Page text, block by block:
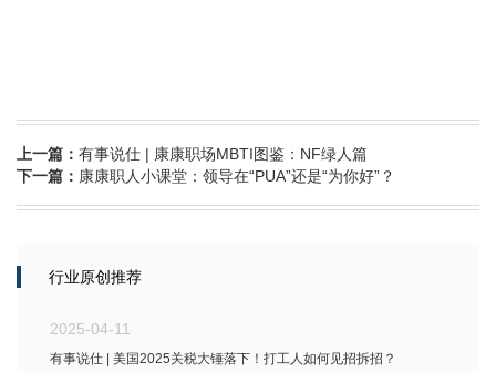
上一篇： 有事说仕 | 康康职场MBTI图鉴：NF绿人篇
下一篇： 康康职人小课堂：领导在“PUA”还是“为你好”？
行业原创推荐
2025-04-11
有事说仕 | 美国2025关税大锤落下！打工人如何见招拆招？